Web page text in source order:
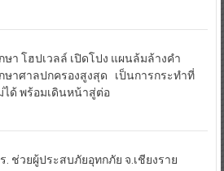
ษา โฮปเวลล์ เปิดโปง แผนล้มล้างคำ
ษาศาลปกครองสูงสุด เป็นการกระทำที่
ได้ พร้อมเดินหน้าสู่ต่อ
. ช่วยผู้ประสบภัยอุทกภัย จ.เชียงราย